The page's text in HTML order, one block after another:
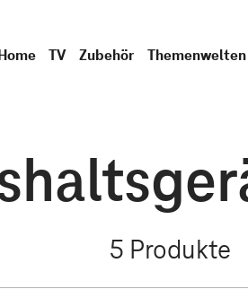
TV Zubehör Themenwelten
5 Produkte